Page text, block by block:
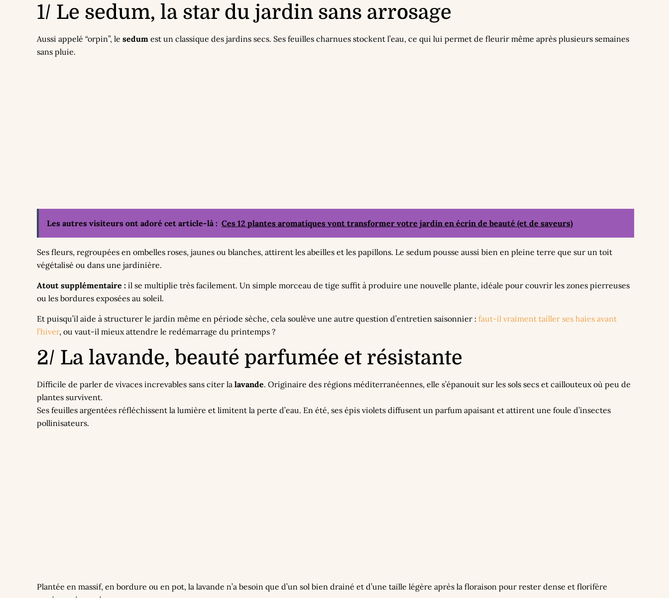
1/ Le sedum, la star du jardin sans arrosage
Aussi appelé “orpin”, lesedum est un classique des jardins secs. Ses feuilles charnues stockent l’eau, ce qui lui permet de fleurir même après plusieurs semaines
sans pluie.
Les autres visiteurs ont adoré cet article-là : Ces 12 plantes aromatiques vont transformer votre jardin en écrin de beauté (et de saveurs)
Ses fleurs, regroupées en ombelles roses, jaunes ou blanches, attirent les abeilles et les papillons. Le sedum pousse aussi bien en pleine terre que sur un toit
végétalisé ou dans une jardinière.
Atout supplémentaire : il se multiplie très facilement. Un simple morceau de tige suffit à produire une nouvelle plante, idéale pour couvrir les zones pierreuses
ou les bordures exposées au soleil.
Et puisqu’il aide à structurer le jardin même en période sèche, cela soulève une autre question d’entretien saisonnier :faut-il vraiment tailler ses haies avant
l’hiver, ou vaut-il mieux attendre le redémarrage du printemps ?
2/ La lavande, beauté parfumée et résistante
Difficile de parler de vivaces increvables sans citer lalavande. Originaire des régions méditerranéennes, elle s’épanouit sur les sols secs et caillouteux où peu de
plantes survivent.
Ses feuilles argentées réfléchissent la lumière et limitent la perte d’eau. En été, ses épis violets diffusent un parfum apaisant et attirent une foule d’insectes
pollinisateurs.
Plantée en massif, en bordure ou en pot, la lavande n’a besoin que d’un sol bien drainé et d’une taille légère après la floraison pour rester dense et florifère